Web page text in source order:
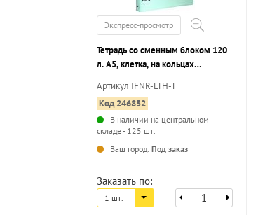
Экспресс-просмотр
Тетрадь со сменным блоком 120
л. А5, клетка, на кольцах
конгрев
Артикул IFNR-LTH-T
Код 246852
В наличии на центральном
складе - 125 шт.
Ваш город: Под заказ
Заказать по:
1 шт.